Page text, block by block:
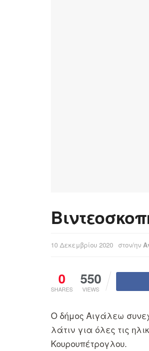
10 Δεκεμβρίου 2020 στον/ην
0
SHARES
550
VIEWS
Ο δήμος Αιγάλεω
λάτιν για όλες τις
Κουρουπέτρογλου.